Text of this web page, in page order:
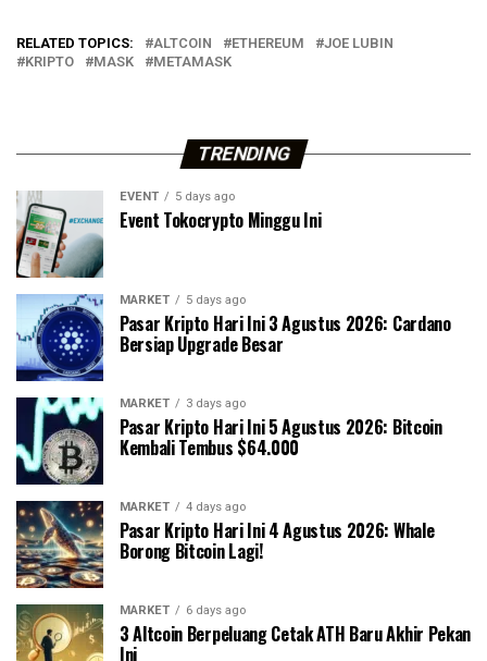
RELATED TOPICS: ALTCOIN ETHEREUM
JOE LUBIN
KRIPTO
MASK METAMASK
TRENDING
EVENT 5 days ago
Event Tokocrypto Minggu Ini
MARKET 5 days ago
Pasar Kripto Hari Ini 3 Agustus 2026: Cardano
Bersiap Upgrade Besar
MARKET 3 days ago
Pasar Kripto Hari Ini 5 Agustus 2026: Bitcoin
Kembali Tembus $64.000
MARKET 4 days ago
Pasar Kripto Hari Ini 4 Agustus 2026: Whale
Borong Bitcoin Lagi!
MARKET 6 days ago
3 Altcoin Berpeluang Cetak ATH Baru Akhir Pekan
Ini